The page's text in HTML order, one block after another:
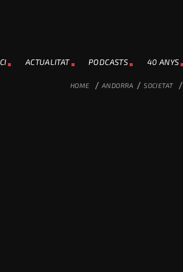
ACTUALITAT PODCASTS 40 ANYS
HOME / ANDORRA / SOCIETAT /